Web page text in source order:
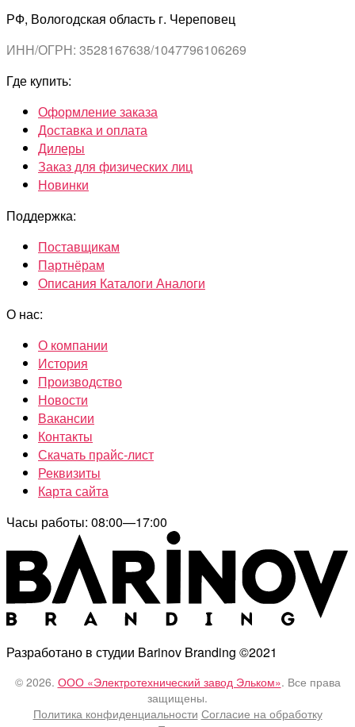
РФ, Вологодская область г. Череповец
ИНН/ОГРН: 3528167638/1047796106269
Где купить:
Оформление заказа
Доставка и оплата
Дилеры
Заказ для физических лиц
Новинки
Поддержка:
Поставщикам
Партнёрам
Описания Каталоги Аналоги
О нас:
О компании
История
Производство
Новости
Вакансии
Контакты
Скачать прайс-лист
Реквизиты
Карта сайта
Часы работы: 08:00—17:00
Разработано в студии Barinov Branding ©2021
© 2026. ООО «Электротехнический завод Эльком». Все права
защищены.
Политика конфиденциальности Согласие на обработку